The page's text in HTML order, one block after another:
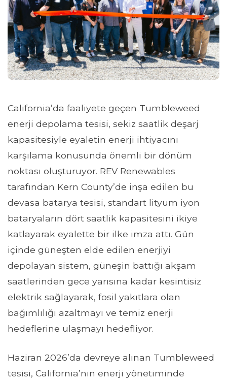
California’da faaliyete geçen Tumbleweed
enerji depolama tesisi, sekiz saatlik deşarj
kapasitesiyle eyaletin enerji ihtiyacını
karşılama konusunda önemli bir dönüm
noktası oluşturuyor. REV Renewables
tarafından Kern County’de inşa edilen bu
devasa batarya tesisi, standart lityum iyon
bataryaların dört saatlik kapasitesini ikiye
katlayarak eyalette bir ilke imza attı. Gün
içinde güneşten elde edilen enerjiyi
depolayan sistem, güneşin battığı akşam
saatlerinden gece yarısına kadar kesintisiz
elektrik sağlayarak, fosil yakıtlara olan
bağımlılığı azaltmayı ve temiz enerji
hedeflerine ulaşmayı hedefliyor.
Haziran 2026’da devreye alınan Tumbleweed
tesisi, California’nın enerji yönetiminde